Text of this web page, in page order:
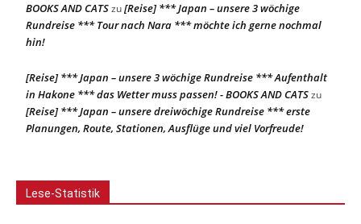
BOOKS AND CATSzu[Reise] *** Japan – unsere 3 wöchige
Rundreise *** Tour nach Nara *** möchte ich gerne nochmal
hin!
[Reise] *** Japan – unsere 3 wöchige Rundreise *** Aufenthalt
in Hakone *** das Wetter muss passen! - BOOKS AND CATSzu
[Reise] *** Japan – unsere dreiwöchige Rundreise *** erste
Planungen, Route, Stationen, Ausflüge und viel Vorfreude!
Lese-Statistik